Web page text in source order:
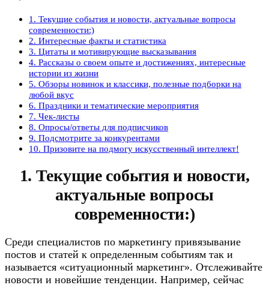
1. Текущие события и новости, актуальные вопросы
современности:)
2. Интересные факты и статистика
3. Цитаты и мотивирующие высказывания
4. Рассказы о своем опыте и достижениях, интересные
истории из жизни
5. Обзоры новинок и классики, полезные подборки на
любой вкус
6. Праздники и тематические мероприятия
7. Чек-листы
8. Опросы/ответы для подписчиков
9. Подсмотрите за конкурентами
10. Призовите на подмогу искусственный интеллект!
1. Текущие события и новости,
актуальные вопросы
современности:)
Среди специалистов по маркетингу привязывание
постов и статей к определенным событиям так и
называется «ситуационный маркетинг». Отслеживайте
новости и новейшие тенденции. Например, сейчас